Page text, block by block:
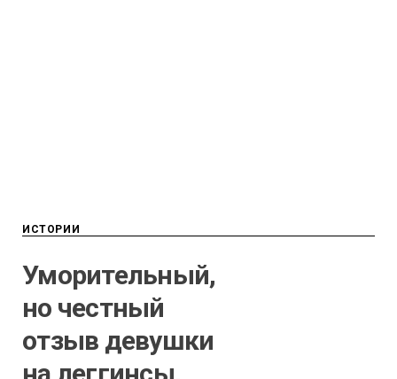
ИСТОРИИ
Уморительный,
но честный
отзыв девушки